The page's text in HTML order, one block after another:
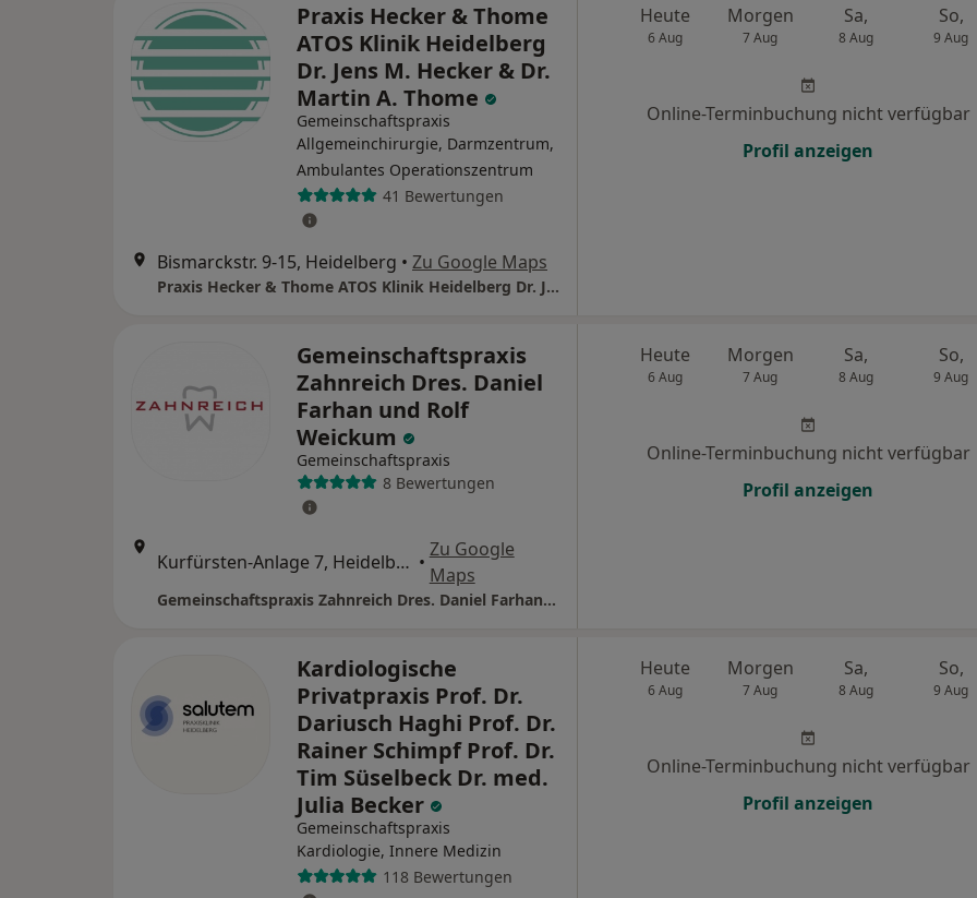
Praxis Hecker & Thome
ATOS Klinik Heidelberg
Dr. Jens M. Hecker & Dr.
Martin A. Thome
Gemeinschaftspraxis
Allgemeinchirurgie, Darmzentrum,
Ambulantes Operationszentrum
41 Bewertungen
Bismarckstr. 9-15, Heidelberg • Zu Google Maps
Praxis Hecker & Thome ATOS Klinik Heidelberg Dr. Jens M. Hecker & Dr. Martin A. Thome
Heute
6 Aug
Morgen
7 Aug
Sa,
8 Aug
So,
9 Aug
Online-Terminbuchung nicht verfügbar
Profil anzeigen
Gemeinschaftspraxis
Zahnreich Dres. Daniel
Farhan und Rolf
Weickum
Gemeinschaftspraxis
8 Bewertungen
Kurfürsten-Anlage 7, Heidelberg •
Zu Google
Maps
Gemeinschaftspraxis Zahnreich Dres. Daniel Farhan und Rolf Weickum
Heute
6 Aug
Morgen
7 Aug
Sa,
8 Aug
So,
9 Aug
Online-Terminbuchung nicht verfügbar
Profil anzeigen
Kardiologische
Privatpraxis Prof. Dr.
Dariusch Haghi Prof. Dr.
Rainer Schimpf Prof. Dr.
Tim Süselbeck Dr. med.
Julia Becker
Gemeinschaftspraxis
Kardiologie, Innere Medizin
118 Bewertungen
Heute
6 Aug
Morgen
7 Aug
Sa,
8 Aug
So,
9 Aug
Online-Terminbuchung nicht verfügbar
Profil anzeigen